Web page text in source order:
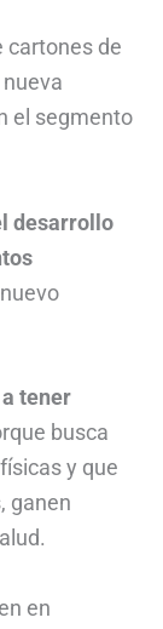
cartones de
el segmento
desarrollo
tener
busca
y que
ganen
en